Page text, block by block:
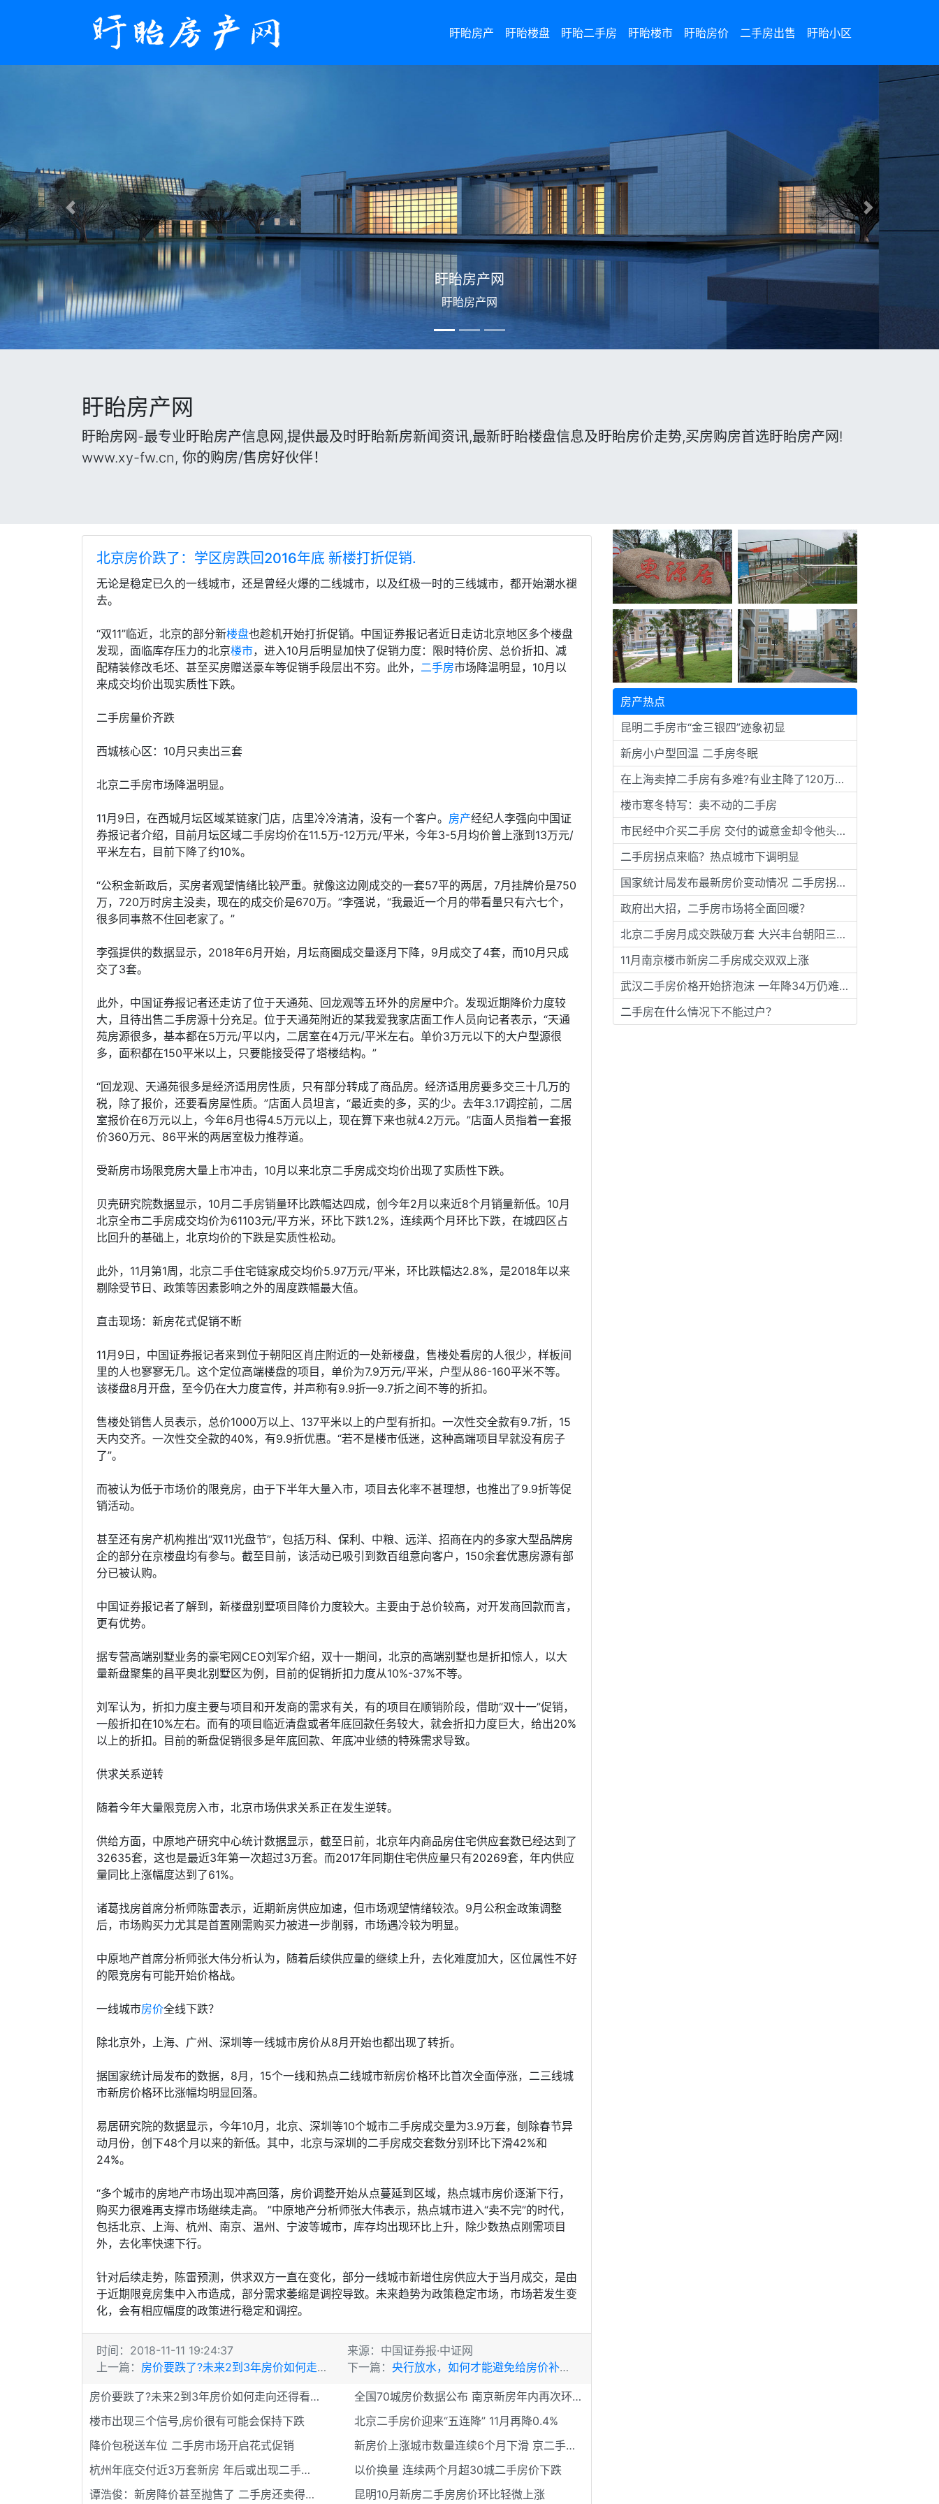
盱眙房产 盱眙楼盘 盱眙二手房 盱眙楼市 盱眙房价 二手房出售 盱眙小区
盱眙房产网
盱眙房产网
盱眙二手房网
盱眙二手房网
Previous Next
盱眙房产网
盱眙房网-最专业盱眙房产信息网,提供最及时盱眙新房新闻资讯,最新盱眙楼盘信息及盱眙房价走势,买房购房首选盱眙房产网!
www.xy-fw.cn, 你的购房/售房好伙伴！
北京房价跌了：学区房跌回2016年底 新楼打折促销.
无论是稳定已久的一线城市，还是曾经火爆的二线城市，以及红极一时的三线城市，都开始潮水褪
去。
“双11”临近，北京的部分新楼盘也趁机开始打折促销。中国证券报记者近日走访北京地区多个楼盘
发现，面临库存压力的北京楼市，进入10月后明显加快了促销力度：限时特价房、总价折扣、减
配精装修改毛坯、甚至买房赠送豪车等促销手段层出不穷。此外， 二手房市场降温明显，10月以
来成交均价出现实质性下跌。
二手房量价齐跌
西城核心区：10月只卖出三套
北京二手房市场降温明显。
11月9日，在西城月坛区域某链家门店，店里冷冷清清，没有一个客户。 房产经纪人李强向中国证
券报记者介绍，目前月坛区域二手房均价在11.5万-12万元/平米，今年3-5月均价曾上涨到13万元/
平米左右，目前下降了约10%。
“公积金新政后，买房者观望情绪比较严重。就像这边刚成交的一套57平的两居，7月挂牌价是750
万，720万时房主没卖，现在的成交价是670万。”李强说，“我最近一个月的带看量只有六七个，
很多同事熬不住回老家了。”
李强提供的数据显示，2018年6月开始，月坛商圈成交量逐月下降，9月成交了4套，而10月只成
交了3套。
此外，中国证券报记者还走访了位于天通苑、回龙观等五环外的房屋中介。发现近期降价力度较
大，且待出售二手房源十分充足。位于天通苑附近的某我爱我家店面工作人员向记者表示，“天通
苑房源很多，基本都在5万元/平以内，二居室在4万元/平米左右。单价3万元以下的大户型源很
多，面积都在150平米以上，只要能接受得了塔楼结构。”
“回龙观、天通苑很多是经济适用房性质，只有部分转成了商品房。经济适用房要多交三十几万的
税，除了报价，还要看房屋性质。”店面人员坦言，“最近卖的多，买的少。去年3.17调控前，二居
室报价在6万元以上，今年6月也得4.5万元以上，现在算下来也就4.2万元。”店面人员指着一套报
价360万元、86平米的两居室极力推荐道。
受新房市场限竞房大量上市冲击，10月以来北京二手房成交均价出现了实质性下跌。
贝壳研究院数据显示，10月二手房销量环比跌幅达四成，创今年2月以来近8个月销量新低。10月
北京全市二手房成交均价为61103元/平方米，环比下跌1.2%，连续两个月环比下跌，在城四区占
比回升的基础上，北京均价的下跌是实质性松动。
此外，11月第1周，北京二手住宅链家成交均价5.97万元/平米，环比跌幅达2.8%，是2018年以来
剔除受节日、政策等因素影响之外的周度跌幅最大值。
直击现场：新房花式促销不断
11月9日，中国证券报记者来到位于朝阳区肖庄附近的一处新楼盘，售楼处看房的人很少，样板间
里的人也寥寥无几。这个定位高端楼盘的项目，单价为7.9万元/平米，户型从86-160平米不等。
该楼盘8月开盘，至今仍在大力度宣传，并声称有9.9折—9.7折之间不等的折扣。
售楼处销售人员表示，总价1000万以上、137平米以上的户型有折扣。一次性交全款有9.7折，15
天内交齐。一次性交全款的40%，有9.9折优惠。“若不是楼市低迷，这种高端项目早就没有房子
了”。
而被认为低于市场价的限竞房，由于下半年大量入市，项目去化率不甚理想，也推出了9.9折等促
销活动。
甚至还有房产机构推出“双11光盘节”，包括万科、保利、中粮、远洋、招商在内的多家大型品牌房
企的部分在京楼盘均有参与。截至目前，该活动已吸引到数百组意向客户，150余套优惠房源有部
分已被认购。
中国证券报记者了解到，新楼盘别墅项目降价力度较大。主要由于总价较高，对开发商回款而言，
更有优势。
据专营高端别墅业务的豪宅网CEO刘军介绍，双十一期间，北京的高端别墅也是折扣惊人，以大
量新盘聚集的昌平奥北别墅区为例，目前的促销折扣力度从10%-37%不等。
刘军认为，折扣力度主要与项目和开发商的需求有关，有的项目在顺销阶段，借助“双十一”促销，
一般折扣在10%左右。而有的项目临近清盘或者年底回款任务较大，就会折扣力度巨大，给出20%
以上的折扣。目前的新盘促销很多是年底回款、年底冲业绩的特殊需求导致。
供求关系逆转
随着今年大量限竞房入市，北京市场供求关系正在发生逆转。
供给方面，中原地产研究中心统计数据显示，截至日前，北京年内商品房住宅供应套数已经达到了
32635套，这也是最近3年第一次超过3万套。而2017年同期住宅供应量只有20269套，年内供应
量同比上涨幅度达到了61%。
诸葛找房首席分析师陈雷表示，近期新房供应加速，但市场观望情绪较浓。9月公积金政策调整
后，市场购买力尤其是首置刚需购买力被进一步削弱，市场遇冷较为明显。
中原地产首席分析师张大伟分析认为，随着后续供应量的继续上升，去化难度加大，区位属性不好
的限竞房有可能开始价格战。
一线城市房价全线下跌？
除北京外，上海、广州、深圳等一线城市房价从8月开始也都出现了转折。
据国家统计局发布的数据，8月，15个一线和热点二线城市新房价格环比首次全面停涨，二三线城
市新房价格环比涨幅均明显回落。
易居研究院的数据显示，今年10月，北京、深圳等10个城市二手房成交量为3.9万套，刨除春节异
动月份，创下48个月以来的新低。其中，北京与深圳的二手房成交套数分别环比下滑42%和
24%。
“多个城市的房地产市场出现冲高回落，房价调整开始从点蔓延到区域，热点城市房价逐渐下行，
购买力很难再支撑市场继续走高。 ”中原地产分析师张大伟表示，热点城市进入“卖不完”的时代，
包括北京、上海、杭州、南京、温州、宁波等城市，库存均出现环比上升，除少数热点刚需项目
外，去化率快速下行。
针对后续走势，陈雷预测，供求双方一直在变化，部分一线城市新增住房供应大于当月成交，是由
于近期限竞房集中入市造成，部分需求萎缩是调控导致。未来趋势为政策稳定市场，市场若发生变
化，会有相应幅度的政策进行稳定和调控。
时间：2018-11-11 19:24:37
来源：中国证券报·中证网
上一篇： 房价要跌了?未来2到3年房价如何走向还得看土地价格 下一篇： 央行放水，如何才能避免给房价补充能量
房价要跌了?未来2到3年房价如何走向还得看土地价格
楼市出现三个信号,房价很有可能会保持下跌
降价包税送车位 二手房市场开启花式促销
杭州年底交付近3万套新房 年后或出现二手房挂牌高峰
谭浩俊：新房降价甚至抛售了 二手房还卖得出去吗？
全国70城房价数据公布 南京新房年内再次环比下跌
北京二手房价迎来“五连降” 11月再降0.4%
新房价上涨城市数量连续6个月下滑 京二手房价连跌5月
以价换量 连续两个月超30城二手房价下跌
昆明10月新房二手房房价环比轻微上涨
房产热点
昆明二手房市“金三银四”迹象初显
新房小户型回温 二手房冬眠
在上海卖掉二手房有多难?有业主降了120万才脱手
楼市寒冬特写：卖不动的二手房
市民经中介买二手房 交付的诚意金却令他头疼不已
二手房拐点来临？热点城市下调明显
国家统计局发布最新房价变动情况 二手房拐点开始出现
政府出大招，二手房市场将全面回暖？
北京二手房月成交跌破万套 大兴丰台朝阳三区降价明显
11月南京楼市新房二手房成交双双上涨
武汉二手房价格开始挤泡沫 一年降34万仍难出售
二手房在什么情况下不能过户？